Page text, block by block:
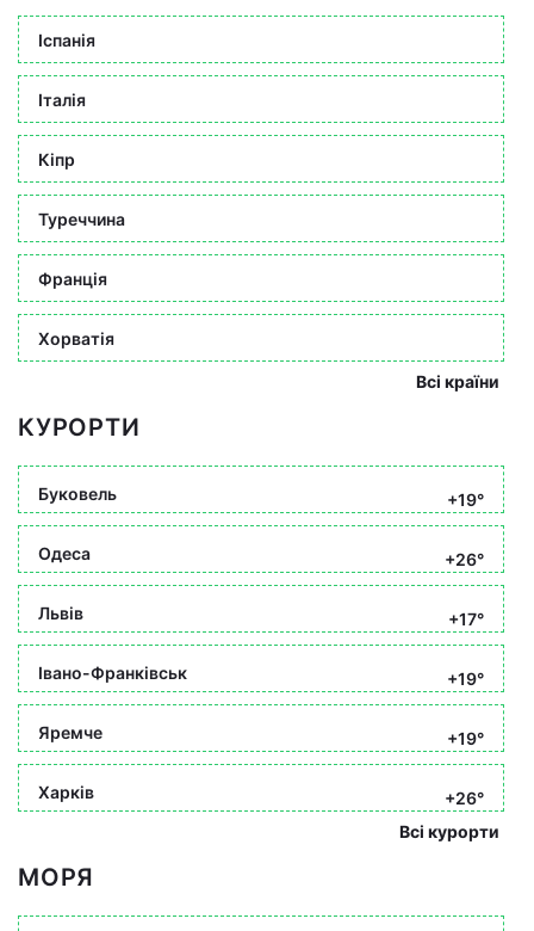
Іспанія
Італія
Кіпр
Туреччина
Франція
Хорватія
Всі країни
КУРОРТИ
Буковель +19°
Одеса +26°
Львів +17°
Івано-Франківськ +19°
Яремче +19°
Харків
+26°
Всі курорти
МОРЯ